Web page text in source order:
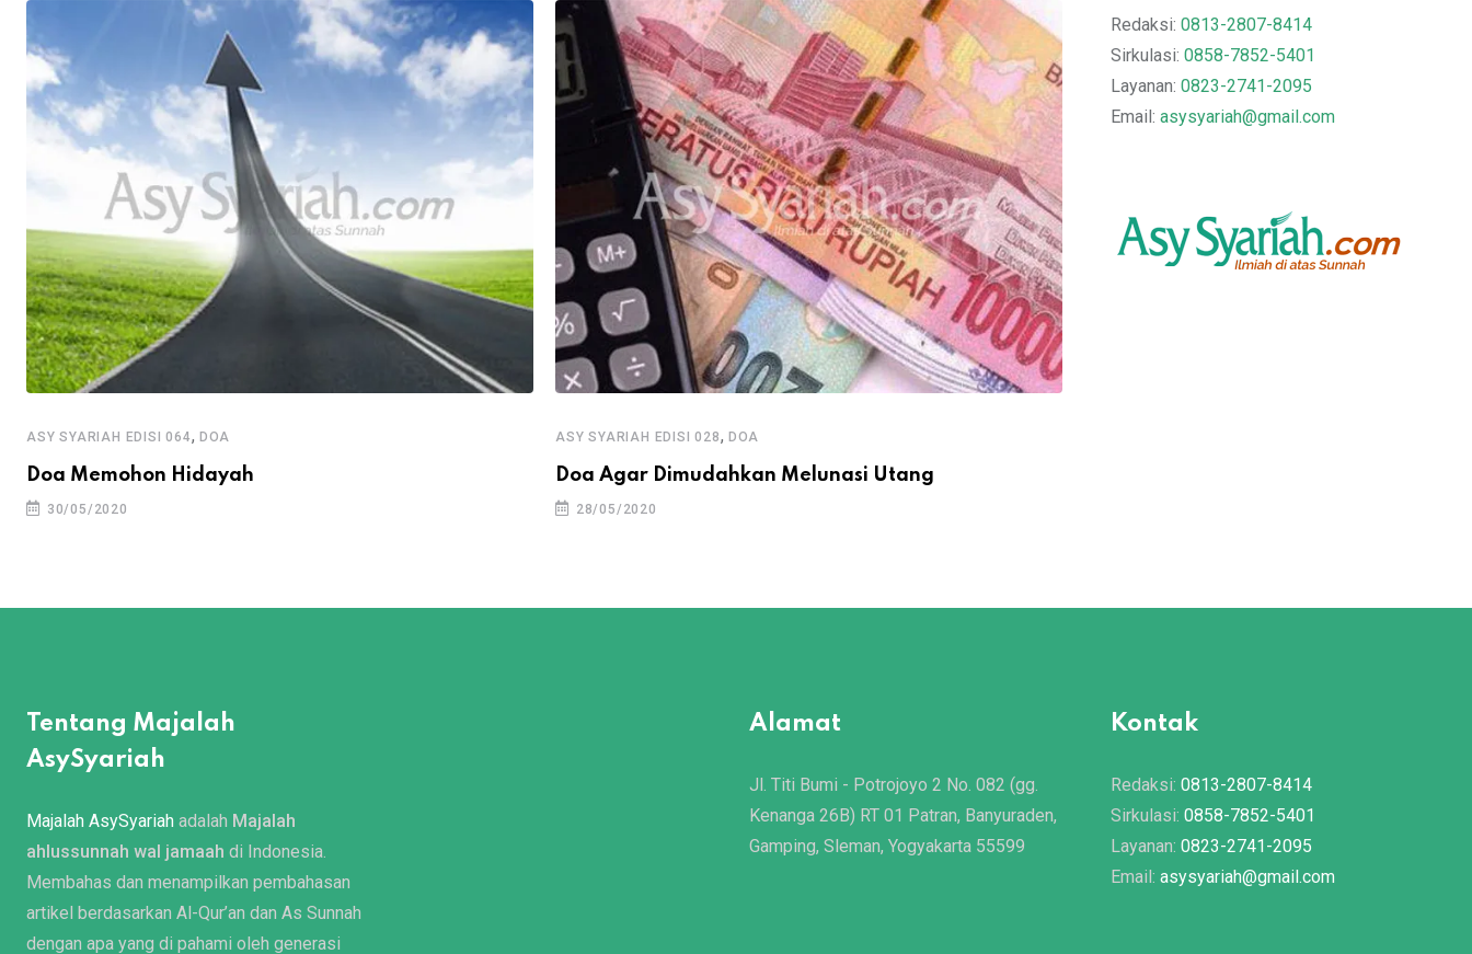
ASY SYARIAH EDISI 064, DOA
Doa Memohon Hidayah
30/05/2020
ASY SYARIAH EDISI 028, DOA
Doa Agar Dimudahkan Melunasi Utang
28/05/2020
Redaksi: 0813-2807-8414
Sirkulasi: 0858-7852-5401
Layanan: 0823-2741-2095
Email: asysyariah@gmail.com
Tentang Majalah
AsySyariah
Majalah AsySyariah adalah Majalah
ahlussunnah wal jamaah di Indonesia.
Membahas dan menampilkan pembahasan
artikel berdasarkan Al-Qur’an dan As Sunnah
dengan apa yang di pahami oleh generasi
Alamat
Jl. Titi Bumi - Potrojoyo 2 No. 082 (gg.
Kenanga 26B) RT 01 Patran, Banyuraden,
Gamping, Sleman, Yogyakarta 55599
Kontak
Redaksi: 0813-2807-8414
Sirkulasi: 0858-7852-5401
Layanan: 0823-2741-2095
Email: asysyariah@gmail.com